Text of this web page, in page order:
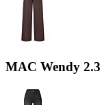
MAC Wendy